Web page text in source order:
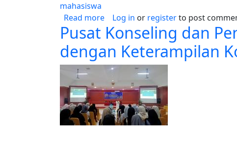
mahasiswa
Read moreabout Mahasiswa IAIN Kerinci Asah
Log in or registerto post
Pusat Konseling dan
dengan Keterampilan